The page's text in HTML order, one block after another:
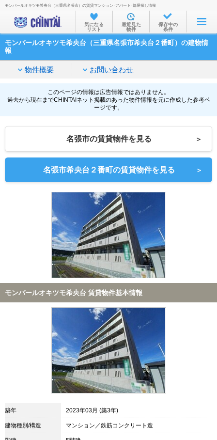
お部屋を探す
沿線・駅から
家賃相場から
物件特集から
TOP
モンパールオキツモ希央台（三重県名張市）の賃貸マンション･アパート･部屋探し情報
気になる
リスト
最近見た
物件
保存中の
条件
モンパールオキツモ希央台（三重県名張市希央台２番町）の建物情
報
物件概要 お問い合わせ
このページの情報は広告情報ではありません。
過去から現在までCHINTAIネット掲載のあった物件情報を元に作成した参考ペ
ージです。
名張市の賃貸物件を見る ＞
名張市希央台２番町の賃貸物件を見る ＞
モンパールオキツモ希央台 賃貸物件基本情報
築年 2023年03月 (築3年)
建物種別/構造 マンション／鉄筋コンクリート造